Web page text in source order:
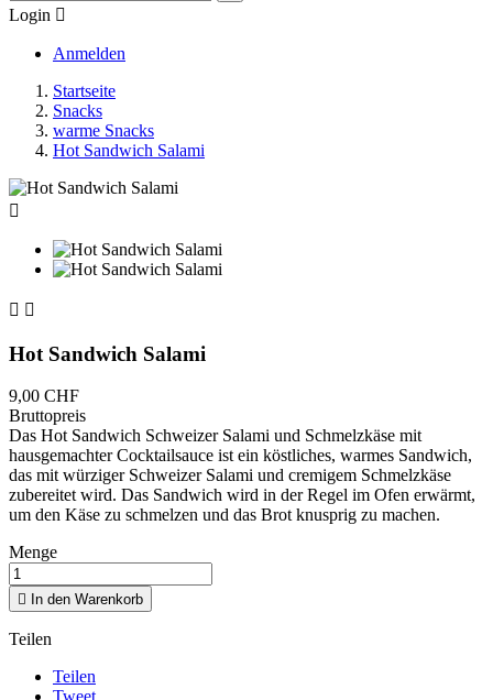
Login 
Anmelden
Startseite
Snacks
warme Snacks
Hot Sandwich Salami

 
Hot Sandwich Salami
9,00 CHF
Bruttopreis
Das Hot Sandwich Schweizer Salami und Schmelzkäse mit
hausgemachter Cocktailsauce ist ein köstliches, warmes Sandwich,
das mit würziger Schweizer Salami und cremigem Schmelzkäse
zubereitet wird. Das Sandwich wird in der Regel im Ofen erwärmt,
um den Käse zu schmelzen und das Brot knusprig zu machen.
Menge
 In den Warenkorb
Teilen
Teilen